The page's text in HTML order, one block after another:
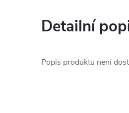
Detailní
Popis produktu není